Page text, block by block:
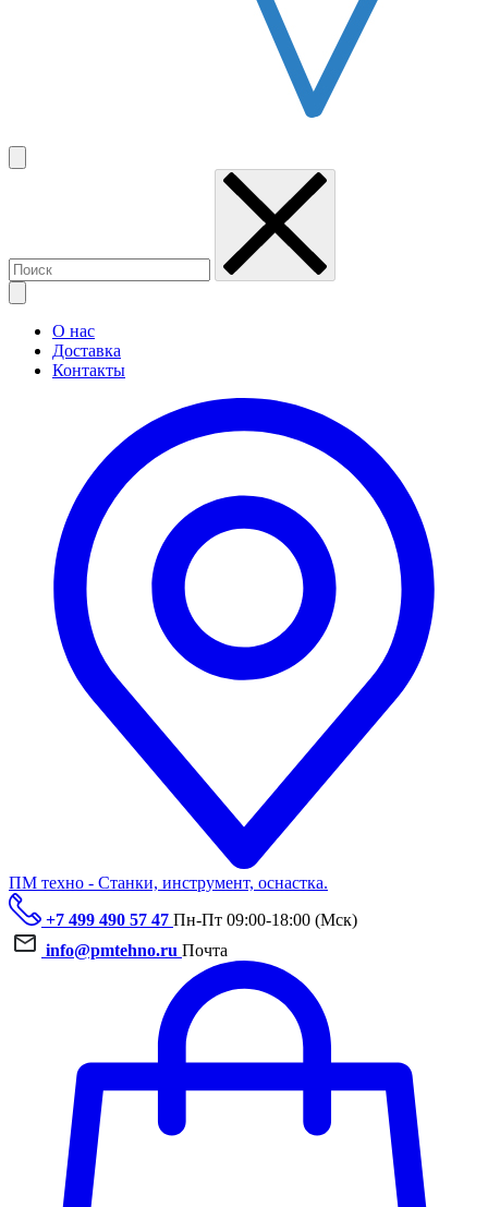
О нас
Доставка
Контакты
ПМ техно - Станки, инструмент, оснастка.
+7 499 490 57 47 Пн-Пт 09:00-18:00 (Мск)
info@pmtehno.ru Почта